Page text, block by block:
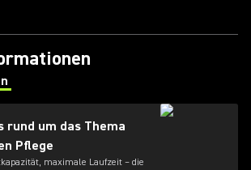
rund um das Thema
Pflege
maximale Laufzeit – die